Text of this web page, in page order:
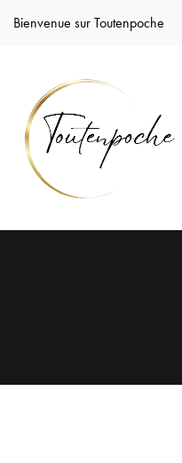
Bienvenue sur Toutenpoche